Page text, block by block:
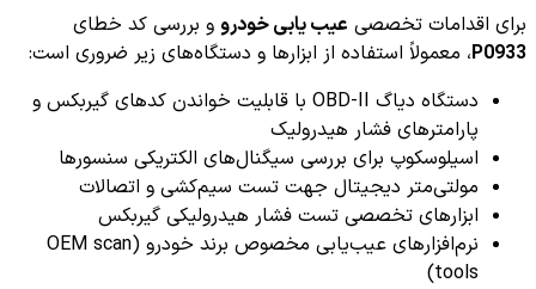
برای اقدامات تخصصی عیب یابی خودرو و بررسی کد خطای
P0933، معمولاً استفاده از ابزارها و دستگاه‌های زیر ضروری است:
دستگاه دیاگ OBD-II با قابلیت خواندن کدهای گیربکس و
پارامترهای فشار هیدرولیک
اسیلوسکوپ برای بررسی سیگنال‌های الکتریکی سنسورها
مولتی‌متر دیجیتال جهت تست سیم‌کشی و اتصالات
ابزارهای تخصصی تست فشار هیدرولیکی گیربکس
نرم‌افزارهای عیب‌یابی مخصوص برند خودرو (OEM scan
tools)